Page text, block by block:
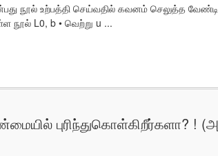
நூல் உற்பத்தி செய்வதில் கவனம் செலுத்த
நூல் L0, b • வெற்று u ...
புரிந்துகொள்கிறீர்களா? !